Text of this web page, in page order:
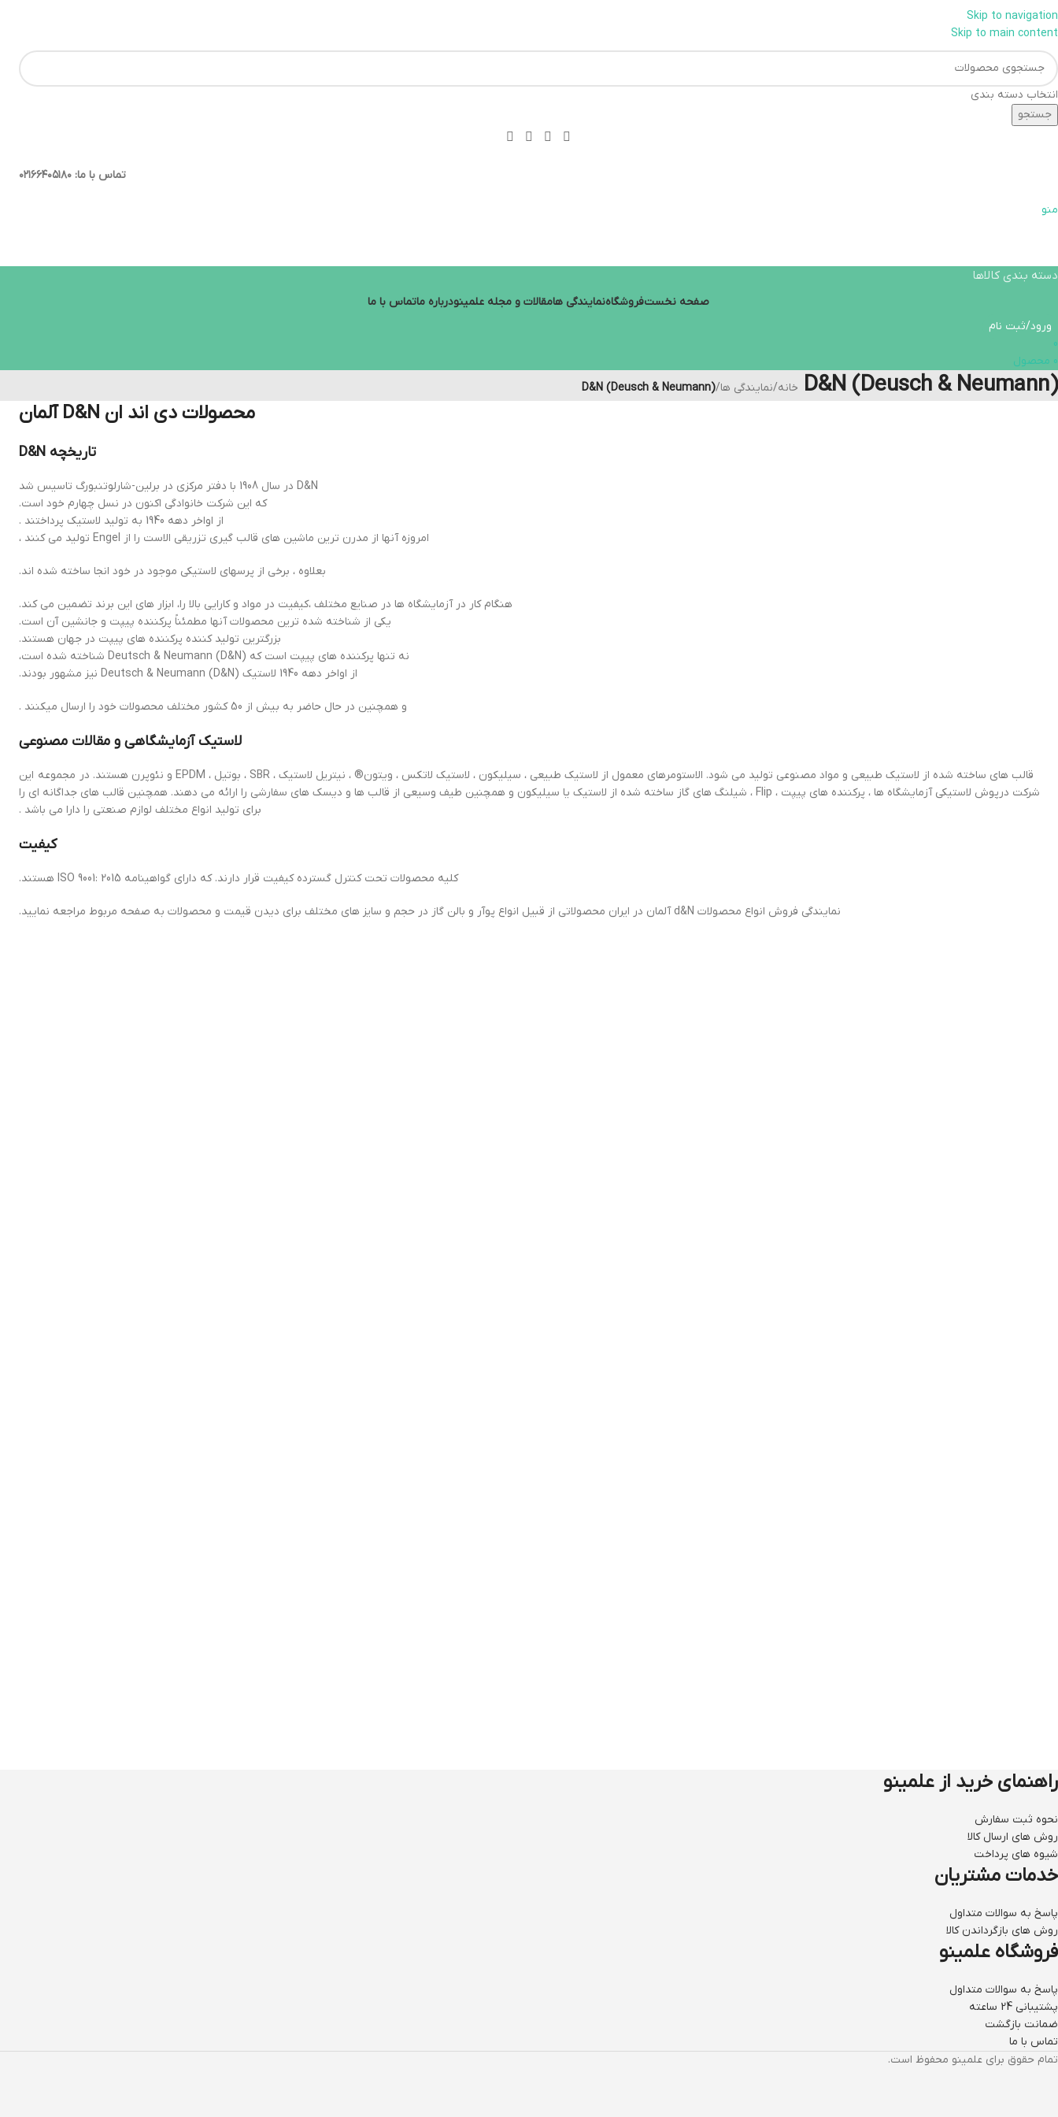
Skip to navigation
Skip to main content
انتخاب دسته بندی
جستجو
تماس با ما: ۰۲۱۶۶۴۰۵۱۸۰
منو
دسته بندی کالاها
صفحه نخستفروشگاهنمایندگی هامقالات و مجله علمینودرباره ماتماس با ما
ورود/ثبت نام
0
0 محصول
D&N (Deusch & Neumann) خانه/نمایندگی ها/
D&N (Deusch & Neumann)
محصولات دی اند ان D&N آلمان
تاریخچه D&N
D&N در سال 1908 با دفتر مرکزی در برلین-شارلوتنبورگ تاسیس شد
که این شرکت خانوادگی اکنون در نسل چهارم خود است.
از اواخر دهه 1940 به تولید لاستیک پرداختند .
امروزه آنها از مدرن ترین ماشین های قالب گیری تزریقی الاست را از Engel تولید می کنند ،
بعلاوه ، برخی از پرسهای لاستیکی موجود در خود انجا ساخته شده اند.
هنگام کار در آزمایشگاه ها در صنایع مختلف ،کیفیت در مواد و کارایی بالا را، ابزار های این برند تضمین می کند.
یکی از شناخته شده ترین محصولات آنها مطمئناً پرکننده پیپت و جانشین آن است.
بزرگترین تولید کننده پرکننده های پیپت در جهان هستند.
نه تنها پرکننده های پیپت است که Deutsch & Neumann (D&N) شناخته شده است،
از اواخر دهه 1940 لاستیک Deutsch & Neumann (D&N) نیز مشهور بودند.
و همچنین در حال حاضر به بیش از 50 کشور مختلف محصولات خود را ارسال میکنند .
لاستیک آزمایشگاهی و مقالات مصنوعی
قالب های ساخته شده از لاستیک طبیعی و مواد مصنوعی تولید می شود.
الاستومرهای معمول از لاستیک طبیعی ، سیلیکون ، لاستیک لاتکس ، ویتون® ، نیتریل لاستیک ، SBR ، بوتیل ، EPDM و نئوپرن هستند. در مجموعه این
شرکت درپوش لاستیکی آزمایشگاه ها ، پرکننده های پیپت ، Flip ، شیلنگ های گاز ساخته شده از لاستیک یا سیلیکون و همچنین طیف وسیعی از قالب ها و دیسک های سفارشی را ارائه می دهند. همچنین قالب های جداگانه ای را
برای تولید انواع مختلف لوازم صنعتی را دارا می باشد .
کیفیت
کلیه محصولات تحت کنترل گسترده کیفیت قرار دارند.که دارای گواهینامه ISO 9001: 2015 هستند.
نمایندگی فروش انواع محصولات d&N آلمان در ایران محصولاتی از قبیل انواع پوآر و بالن گاز در حجم و سایز های مختلف برای دیدن قیمت و محصولات به صفحه مربوط مراجعه نمایید.
راهنمای خرید از علمینو
نحوه ثبت سفارش
روش های ارسال کالا
شیوه های پرداخت
خدمات مشتریان
پاسخ به سوالات متداول
روش های بازگرداندن کالا
فروشگاه علمینو
پاسخ به سوالات متداول
پشتیبانی 24 ساعته
ضمانت بازگشت
تماس با ما
تمام حقوق برای علمینو محفوظ است.